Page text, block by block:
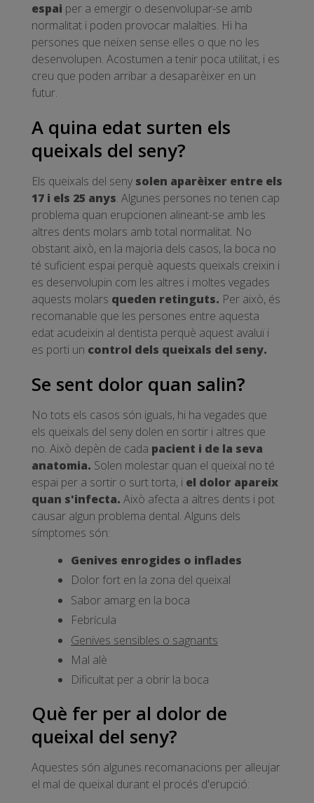
espai per a emergir o desenvolupar-se amb
normalitat i poden provocar malalties. Hi ha
persones que neixen sense elles o que no les
desenvolupen. Acostumen a tenir poca utilitat, i es
creu que poden arribar a desaparèixer en un
futur.
A quina edat surten els
queixals del seny?
Els queixals del seny solen aparèixer entre els
17 i els 25 anys. Algunes persones no tenen cap
problema quan erupcionen alineant-se amb les
altres dents molars amb total normalitat. No
obstant això, en la majoria dels casos, la boca no
té suficient espai perquè aquests queixals creixin i
es desenvolupin com les altres i moltes vegades
aquests molars queden retinguts. Per això, és
recomanable que les persones entre aquesta
edat acudeixin al dentista perquè aquest avaluï i
es porti un control dels queixals del seny.
Se sent dolor quan salin?
No tots els casos són iguals, hi ha vegades que
els queixals del seny dolen en sortir i altres que
no. Això depèn de cada pacient i de la seva
anatomia. Solen molestar quan el queixal no té
espai per a sortir o surt torta, i el dolor apareix
quan s'infecta. Això afecta a altres dents i pot
causar algun problema dental. Alguns dels
símptomes són:
Genives enrogides o inflades
Dolor fort en la zona del queixal
Sabor amarg en la boca
Febrícula
Genives sensibles o sagnants
Mal alè
Dificultat per a obrir la boca
Què fer per al dolor de
queixal del seny?
Aquestes són algunes recomanacions per alleujar
el mal de queixal durant el procés d'erupció: